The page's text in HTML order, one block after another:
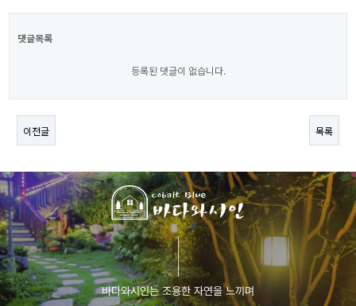
댓글목록
등록된 댓글이 없습니다.
이전글 목록
바다와시인는 조용한 자연을 느끼며